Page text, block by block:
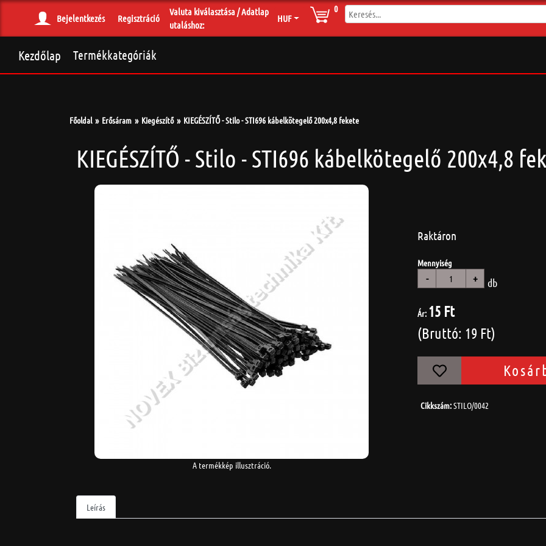
Bejelentkezés Regisztráció
Valuta kiválasztása / Adatlap
utaláshoz:
HUF
0
Termékkategóriák
Kezdőlap
Főoldal Erősáram Kiegészítő KIEGÉSZÍTŐ - Stilo - STI696 kábelkötegelő 200x4,8 fekete
KIEGÉSZÍTŐ - Stilo - STI696 kábelkötegelő 200x4,8
A termékkép illusztráció.
Raktáron
Mennyiség
- + db
Ár: 15 Ft
(Bruttó: 19 Ft)
Cikkszám:STILO/0042
Leírás